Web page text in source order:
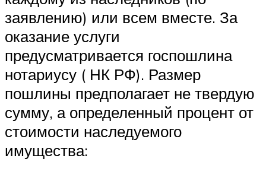
заявлению) или всем вместе. За
оказание услуги
предусматривается госпошлина
нотариусу ( НК РФ). Размер
пошлины предполагает не твердую
сумму, а определенный процент от
стоимости наследуемого
имущества: